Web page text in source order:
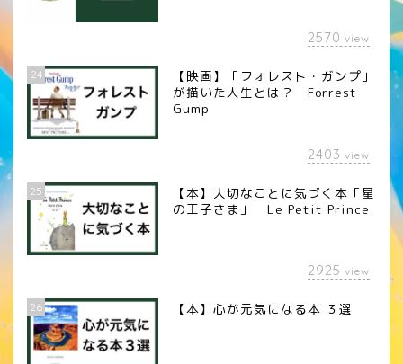
2570 view
24
【映画】「フォレスト・ガンプ」
が描いた人生とは？ Forrest
Gump
2403 view
25
【本】大切なことに気づく本「星
の王子さま」 Le Petit Prince
2925 view
26 【本】心が元気になる本 ３選